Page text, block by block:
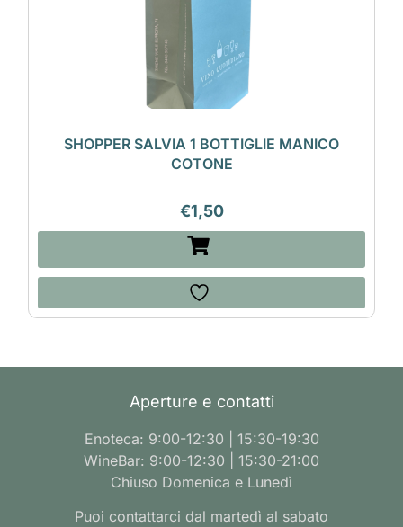
SHOPPER SALVIA 1 BOTTIGLIE MANICO
COTONE
€1,50
Aperture e contatti
Enoteca: 9:00-12:30 | 15:30-19:30
WineBar: 9:00-12:30 | 15:30-21:00
Chiuso Domenica e Lunedì
Puoi contattarci dal martedì al sabato